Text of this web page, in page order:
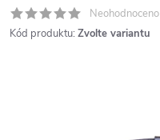
Neohodnoceno
Kód produktu: Zvolte variantu